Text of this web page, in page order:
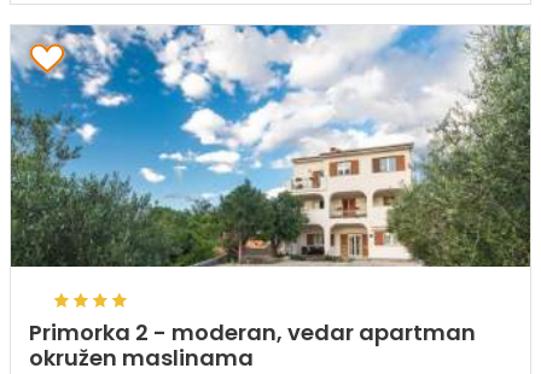
Primorka 2 - moderan, vedar apartman
okružen maslinama